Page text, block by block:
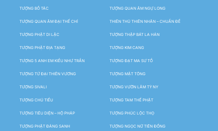
TƯỢNG BỒ TÁC TƯỢNG QUAN ÂM NGỰ LONG
TƯỢNG QUAN ÂM ĐẠI THẾ CHÍ THIÊN THỦ THIÊN NHÃN – CHUẨN ĐỀ
TƯỢNG PHẬT DI LẶC TƯỢNG THẬP BÁT LA HÁN
TƯỢNG PHẬT ĐỊA TẠNG TƯỢNG KIM CANG
TƯỢNG 5 ANH EM KIỀU NHƯ TRẦN TƯỢNG ĐẠT MA SƯ TỔ
TƯỢNG TỨ ĐẠI THIÊN VƯƠNG TƯỢNG MẬT TÔNG
TƯỢNG SIVALI TƯỢNG VƯỜN LÂM TỲ NY
TƯỢNG CHÚ TIỂU TƯỢNG TAM THẾ PHẬT
TƯỢNG TIÊU DIỆN – HỘ PHÁP TƯỢNG PHÚC LỘC THỌ
TƯỢNG PHẬT ĐẢNG SANH TƯỢNG NGỌC NỮ TIÊN ĐỒNG